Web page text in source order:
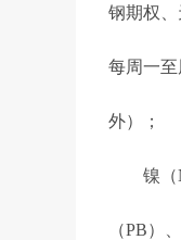
钢期权
每周一至
外）；
镍（NI
（PB）